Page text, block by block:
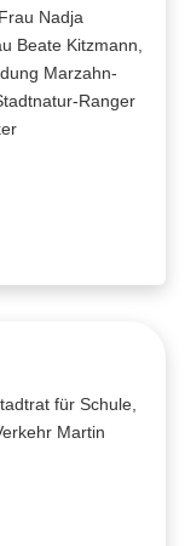
Nadja
Beate Kitzmann,
Marzahn-
Ranger
für Schule,
Martin